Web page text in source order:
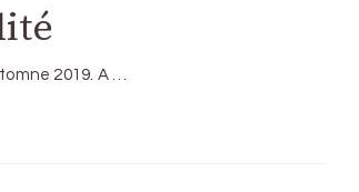
2019. A …